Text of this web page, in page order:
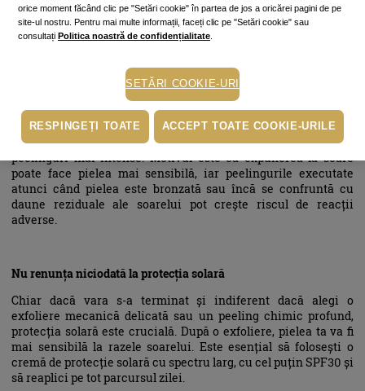
Înainte de a te supune unui peeling chimic, consultă un
dermatolog care-ți poate evalua starea pielii, poate recomanda
tipul adecvat depeelingși poate personaliza planul de
Așteaptă până când pielea sărutată de soare se vindecă
În general, se recomandă să aștepți până după vară pentru
peelinguri mai intense. Motivul este că expunerea la soare
poate face pielea mai sensibilă, iar peelingurile executate
atunci când pielea este bronzată sau încă se confruntă cu
daune reziduale ale soarelui pot crește riscul de reacții
adverse.
Nu renunța niciodată la protecția solară
Chiar dacă vara s-a terminat și indiferent dacă alegi o
exfoliere mecanică delicată sau un peeling chimic profund,
protecția solară este crucială. După o exfoliere, pielea ta va fi
mai sensibilă la razele soarelui. Este esențial să folosești o
cremă de protecție solară cu spectru larg, cu cel puțin SPF30 și
să reaplici pe tot parcursul zilei.
orice moment făcând clic pe "Setări cookie" în partea de jos a oricărei pagini de pe
site-ul nostru. Pentru mai multe informații, faceți clic pe "Setări cookie" sau
consultați Politica noastră de confidențialitate
SETĂRI COOKIE-URI
RESPINGEȚI TOATE ACCEPT TOATE COOKIE-URILE